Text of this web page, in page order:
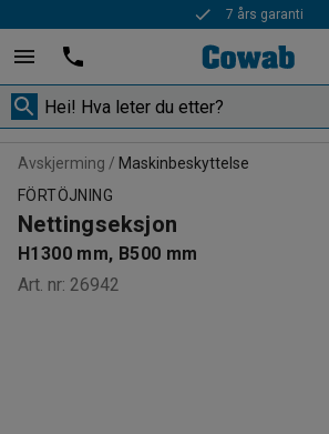
7 års garanti
Avskjerming
Maskinbeskyttelse
FÖRTÖJNING
Nettingseksjon
H1300 mm, B500 mm
Art. nr: 26942